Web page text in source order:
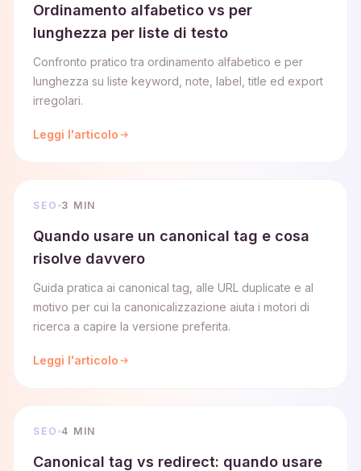
Ordinamento alfabetico vs per
lunghezza per liste di testo
Confronto pratico tra ordinamento alfabetico e per
lunghezza su liste keyword, note, label, title ed export
irregolari.
Leggi l'articolo
SEO 3 MIN
Quando usare un canonical tag e cosa
risolve davvero
Guida pratica ai canonical tag, alle URL duplicate e al
motivo per cui la canonicalizzazione aiuta i motori di
ricerca a capire la versione preferita.
Leggi l'articolo
SEO 4 MIN
Canonical tag vs redirect: quando usare